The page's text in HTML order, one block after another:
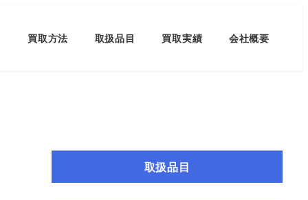
買取方法 取扱品目 買取実績 会社概要
取扱品目